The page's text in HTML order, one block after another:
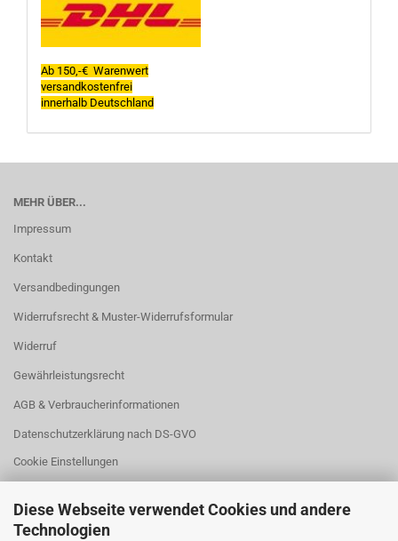
Diese Webseite verwendet Cookies und andere
Technologien
Ab 150,-€ Warenwert
versandkostenfrei
innerhalb Deutschland
MEHR ÜBER...
Impressum
Kontakt
Versandbedingungen
Widerrufsrecht & Muster-Widerrufsformular
Widerruf
Gewährleistungsrecht
AGB & Verbraucherinformationen
Datenschutzerklärung nach DS-GVO
Cookie Einstellungen